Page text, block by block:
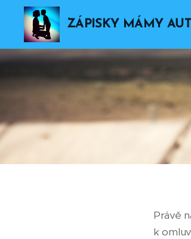
ZÁPISKY MÁMY
Právě
k